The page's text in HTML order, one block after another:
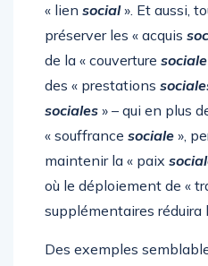
« lien social». Et aussi,
préserver les « acquis
de la « couverture sociale
des « prestations
sociales » – qui en plus
« souffrance sociale »,
maintenir la « paix
où le déploiement de «
supplémentaires réduira
Des exemples